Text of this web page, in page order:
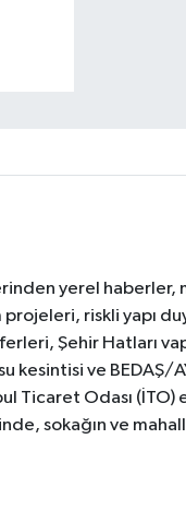
yerel haberler,
riskli yapı
Şehir Hatları
kesintisi ve BEDAŞ/
Ticaret Odası (İTO)
sokağın ve